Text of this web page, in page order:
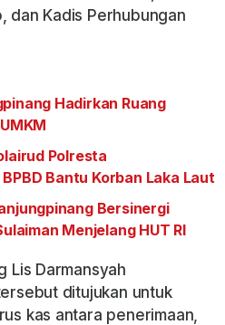
dan Kadis Perhubungan
Hadirkan Ruang
Polresta
Bantu Korban Laka Laut
Bersinergi
Menjelang HUT RI
Lis Darmansyah
ditujukan untuk
kas antara penerimaan,